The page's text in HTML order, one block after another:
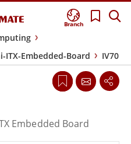
Branch
ITX-Embedded-Board IV70
Embedded Board